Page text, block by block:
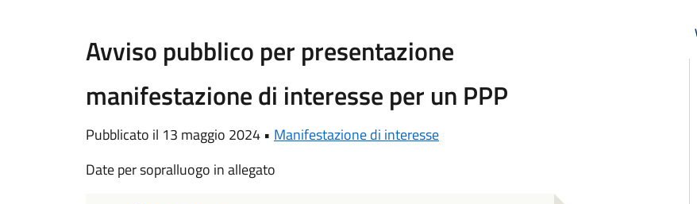
Avviso pubblico per presentazione
manifestazione di interesse per un PPP
Pubblicato il 13 maggio 2024 • Manifestazione di interesse
Date per sopralluogo in allegato